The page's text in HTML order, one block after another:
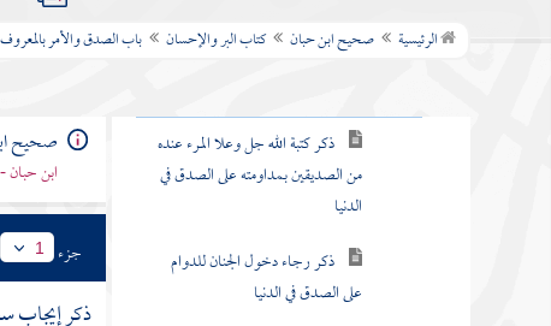
الرئيسية صحيح ابن حبان كتاب البر والإحسان باب الصدق والأمر
كتاب البر والإحسان
ذكر كتبة الله جل وعلا المرء عنده
من الصديقين بمداومته على الصدق في
الدنيا
ذكر رجاء دخول الجنان للدوام
على الصدق في الدنيا
صحيح
ابن حبان
جزء 1
ذكر إيجاب